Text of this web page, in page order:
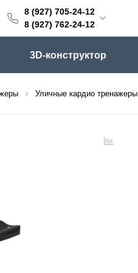
8 (927) 705-24-12
8 (927) 762-24-12
24-12
24-12
3D-конструктор
Уличные кардио тренажеры